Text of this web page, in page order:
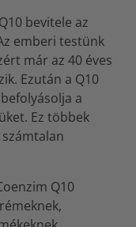
bevitele az
emberi testünk
már az 40 éves
Ezután a Q10
a
Ez többek
Q10